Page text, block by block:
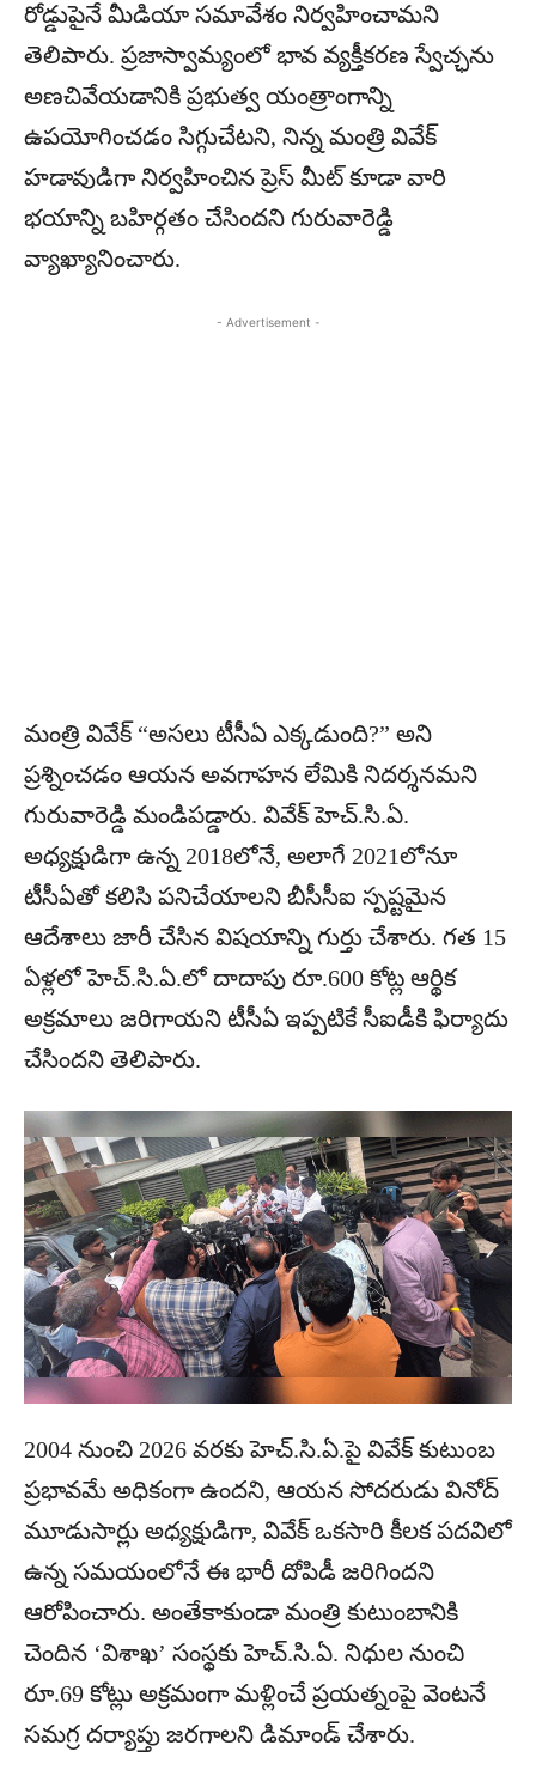
రోడ్డుపైనే మీడియా సమావేశం నిర్వహించామని
తెలిపారు. ప్రజాస్వామ్యంలో భావ వ్యక్తీకరణ స్వేచ్ఛను
అణచివేయడానికి ప్రభుత్వ యంత్రాంగాన్ని
ఉపయోగించడం సిగ్గుచేటని, నిన్న మంత్రి వివేక్
హడావుడిగా నిర్వహించిన ప్రెస్ మీట్ కూడా వారి
భయాన్ని బహిర్గతం చేసిందని గురువారెడ్డి
వ్యాఖ్యానించారు.
- Advertisement -
మంత్రి వివేక్ “అసలు టీసీఏ ఎక్కడుంది?” అని
ప్రశ్నించడం ఆయన అవగాహన లేమికి నిదర్శనమని
గురువారెడ్డి మండిపడ్డారు. వివేక్ హెచ్.సి.ఏ.
అధ్యక్షుడిగా ఉన్న 2018లోనే, అలాగే 2021లోనూ
టీసీఏతో కలిసి పనిచేయాలని బీసీసీఐ స్పష్టమైన
ఆదేశాలు జారీ చేసిన విషయాన్ని గుర్తు చేశారు. గత 15
ఏళ్లలో హెచ్.సి.ఏ.లో దాదాపు రూ.600 కోట్ల ఆర్థిక
అక్రమాలు జరిగాయని టీసీఏ ఇప్పటికే సీఐడీకి ఫిర్యాదు
చేసిందని తెలిపారు.
2004 నుంచి 2026 వరకు హెచ్.సి.ఏ.పై వివేక్ కుటుంబ
ప్రభావమే అధికంగా ఉందని, ఆయన సోదరుడు వినోద్
మూడుసార్లు అధ్యక్షుడిగా, వివేక్ ఒకసారి కీలక పదవిలో
ఉన్న సమయంలోనే ఈ భారీ దోపిడీ జరిగిందని
ఆరోపించారు. అంతేకాకుండా మంత్రి కుటుంబానికి
చెందిన ‘విశాఖ’ సంస్థకు హెచ్.సి.ఏ. నిధుల నుంచి
రూ.69 కోట్లు అక్రమంగా మళ్లించే ప్రయత్నంపై వెంటనే
సమగ్ర దర్యాప్తు జరగాలని డిమాండ్ చేశారు.